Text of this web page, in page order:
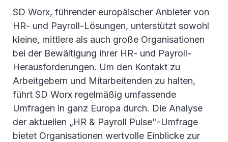
SD Worx, führender europäischer Anbieter von
HR- und Payroll-Lösungen, unterstützt sowohl
kleine, mittlere als auch große Organisationen
bei der Bewältigung ihrer HR- und Payroll-
Herausforderungen. Um den Kontakt zu
Arbeitgebern und Mitarbeitenden zu halten,
führt SD Worx regelmäßig umfassende
Umfragen in ganz Europa durch. Die Analyse
der aktuellen „HR & Payroll Pulse"-Umfrage
bietet Organisationen wertvolle Einblicke zur